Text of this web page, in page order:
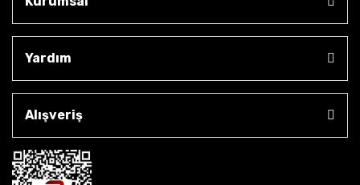
Yardım
Alışveriş